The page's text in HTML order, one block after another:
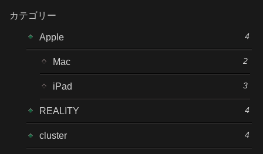
カテゴリー
Apple 4
Mac 2
iPad 3
REALITY 4
cluster 4